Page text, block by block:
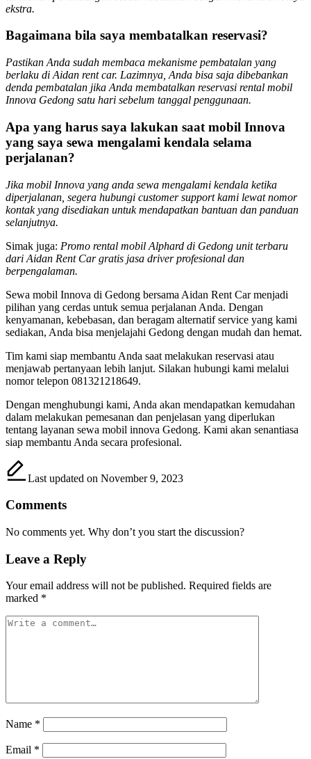
ekstra.
Bagaimana bila saya membatalkan reservasi?
Pastikan Anda sudah membaca mekanisme pembatalan yang
berlaku di Aidan rent car. Lazimnya, Anda bisa saja dibebankan
denda pembatalan jika Anda membatalkan reservasi rental mobil
Innova Gedong satu hari sebelum tanggal penggunaan.
Apa yang harus saya lakukan saat mobil Innova
yang saya sewa mengalami kendala selama
perjalanan?
Jika mobil Innova yang anda sewa mengalami kendala ketika
diperjalanan, segera hubungi customer support kami lewat nomor
kontak yang disediakan untuk mendapatkan bantuan dan panduan
selanjutnya.
Simak juga: Promo rental mobil Alphard di Gedong unit terbaru
dari Aidan Rent Car gratis jasa driver profesional dan
berpengalaman.
Sewa mobil Innova di Gedong bersama Aidan Rent Car menjadi
pilihan yang cerdas untuk semua perjalanan Anda. Dengan
kenyamanan, kebebasan, dan beragam alternatif service yang kami
sediakan, Anda bisa menjelajahi Gedong dengan mudah dan hemat.
Tim kami siap membantu Anda saat melakukan reservasi atau
menjawab pertanyaan lebih lanjut. Silakan hubungi kami melalui
nomor telepon 081321218649.
Dengan menghubungi kami, Anda akan mendapatkan kemudahan
dalam melakukan pemesanan dan penjelasan yang diperlukan
tentang layanan sewa mobil innova Gedong. Kami akan senantiasa
siap membantu Anda secara profesional.
Last updated on November 9, 2023
Comments
No comments yet. Why don’t you start the discussion?
Leave a Reply
Your email address will not be published. Required fields are
marked *
Name *
Email *